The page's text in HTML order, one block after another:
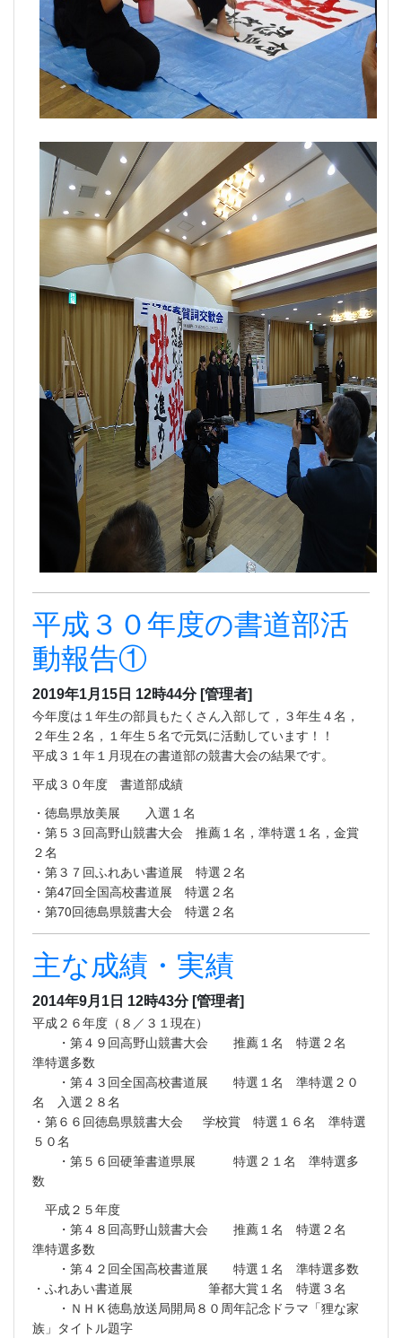
平成３０年度の書道部活
動報告①
2019年1月15日 12時44分 [管理者]
今年度は１年生の部員もたくさん入部して，３年生４名，
２年生２名，１年生５名で元気に活動しています！！
平成３１年１月現在の書道部の競書大会の結果です。
平成３０年度 書道部成績
・徳島県放美展 入選１名
・第５３回高野山競書大会 推薦１名，準特選１名，金賞
２名
・第３７回ふれあい書道展 特選２名
・第47回全国高校書道展 特選２名
・第70回徳島県競書大会 特選２名
主な成績・実績
2014年9月1日 12時43分 [管理者]
平成２６年度（８／３１現在）
・第４９回高野山競書大会 推薦１名 特選２名
準特選多数
・第４３回全国高校書道展 特選１名 準特選２０
名 入選２８名
・第６６回徳島県競書大会 学校賞 特選１６名 準特選
５０名
・第５６回硬筆書道県展 特選２１名 準特選多
数
平成２５年度
・第４８回高野山競書大会 推薦１名 特選２名
準特選多数
・第４２回全国高校書道展 特選１名 準特選多数
・ふれあい書道展 筆都大賞１名 特選３名
・ＮＨＫ徳島放送局開局８０周年記念ドラマ「狸な家
族」タイトル題字